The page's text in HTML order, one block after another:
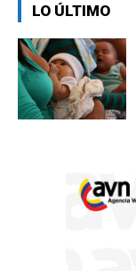
LO ÚLTIMO